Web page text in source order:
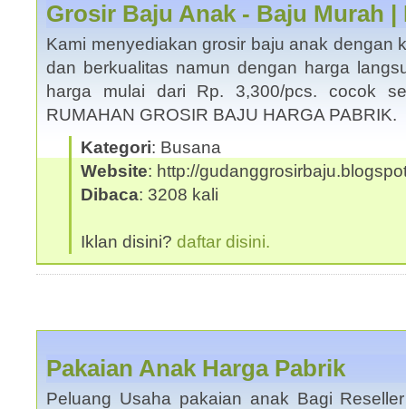
Grosir Baju Anak - Baju Murah |
Kami menyediakan grosir baju anak dengan
dan berkualitas namun dengan harga
harga mulai dari Rp. 3,300/pcs. cocok
RUMAHAN GROSIR BAJU HARGA PABRIK.
Kategori: Busana
Website: http://
Dibaca: 3208 kali
Iklan disini? daftar disini.
Pakaian Anak Harga Pabrik
Peluang Usaha pakaian anak Bagi